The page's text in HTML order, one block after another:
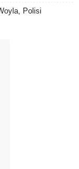
Polisi